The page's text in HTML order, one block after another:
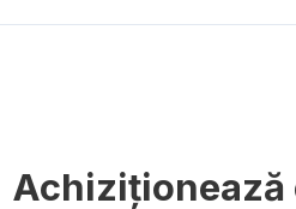
Achiziționează